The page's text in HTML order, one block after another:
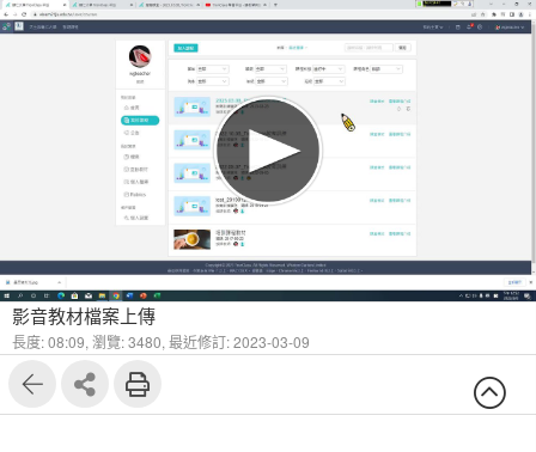
影音教材檔案上傳
長度: 08:09, 瀏覽: 3480, 最近修訂: 2023-03-09